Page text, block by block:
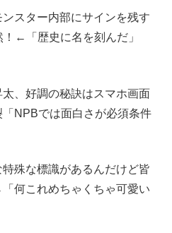
スター内部にサインを残す
←「歴史に名を刻んだ」
太、好調の秘訣はスマホ画面
NPBでは面白さが必須条件
殊な標識があるんだけど皆
何これめちゃくちゃ可愛い